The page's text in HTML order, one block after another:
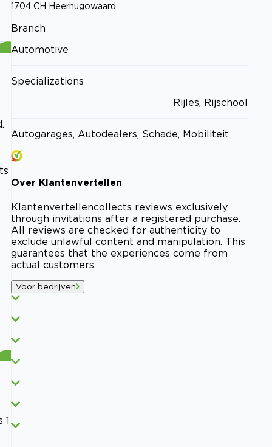
1
1704 CH Heerhugowaard
Branch
Automotive
Specializations
Rijles, Rijschool
Autogarages, Autodealers, Schade, Mobiliteit
Over Klantenvertellen
Klantenvertellencollects reviews exclusively
through invitations after a registered purchase.
All reviews are checked for authenticity to
exclude unlawful content and manipulation. This
guarantees that the experiences come from
actual customers.
Voor bedrijven